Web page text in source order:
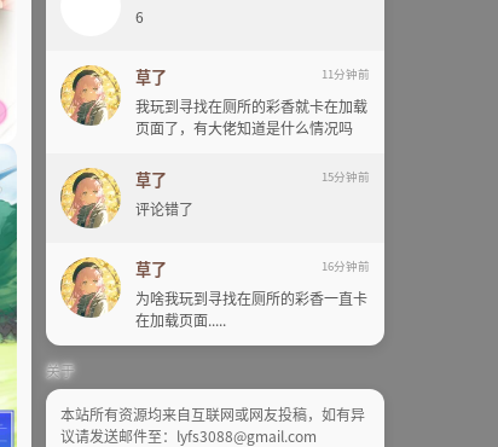
6
草了 11分钟前
我玩到寻找在厕所的彩香就卡在加载
页面了，有大佬知道是什么情况吗
草了 15分钟前
评论错了
草了 16分钟前
为啥我玩到寻找在厕所的彩香一直卡
在加载页面.....
关于
本站所有资源均来自互联网或网友投稿，如有异
议请发送邮件至：lyfs3088@gmail.com